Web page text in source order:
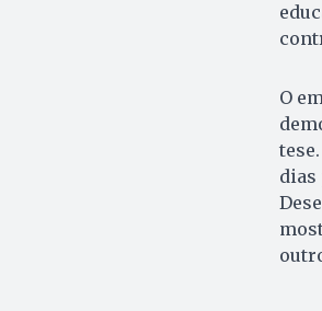
O
dias